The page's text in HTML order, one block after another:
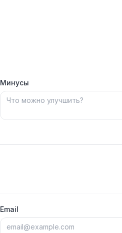
Минусы
Email